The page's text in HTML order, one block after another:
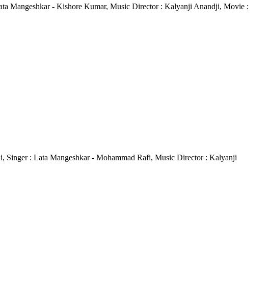
Mangeshkar - Kishore Kumar, Music Director : Kalyanji Anandji, Movie :
Singer : Lata Mangeshkar - Mohammad Rafi, Music Director : Kalyanji